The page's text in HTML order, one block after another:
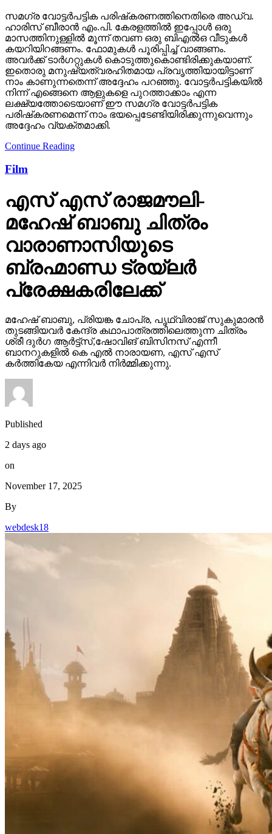
സമഗ്ര വോട്ടര്‍പട്ടിക പരിഷ്‌കരണത്തിനെതിരെ അഡ്വ.
ഹാരിസ് ബീരാന്‍ എം.പി. കേരളത്തില്‍ ഇപ്പോള്‍ ഒരു
മാസത്തിനുള്ളില്‍ മൂന്ന് തവണ ഒരു ബിഎല്‍ഒ വീടുകള്‍
കയറിയിറങ്ങണം. ഫോമുകള്‍ പൂരിപ്പിച്ച് വാങ്ങണം.
അവര്‍ക്ക് ടാര്‍ഗറ്റുകള്‍ കൊടുത്തുകൊണ്ടിരിക്കുകയാണ്.
ഇതൊരു മനുഷ്യത്വരഹിതമായ പ്രവൃത്തിയായിട്ടാണ്
നാം കാണുന്നതെന്ന് അദ്ദേഹം പറഞ്ഞു. വോട്ടര്‍പട്ടികയില്‍
നിന്ന് എങ്ങെനെ ആളുകളെ പുറത്താക്കാം എന്ന
ലക്ഷ്യത്തോടെയാണ് ഈ സമഗ്ര വോട്ടര്‍പട്ടിക
പരിഷ്‌കരണമെന്ന് നാം ഭയപ്പെടേണ്ടിയിരിക്കുന്നുവെന്നും
അദ്ദേഹം വ്യക്തമാക്കി.
Continue Reading
Film
എസ് എസ് രാജമൗലി-
മഹേഷ് ബാബു ചിത്രം
വാരാണാസിയുടെ
ബ്രഹ്മാണ്ഡ ട്രയ്ലർ
പ്രേക്ഷകരിലേക്ക്
മഹേഷ് ബാബു, പ്രിയങ്ക ചോപ്ര, പൃഥ്വിരാജ് സുകുമാരൻ
തുടങ്ങിയവർ കേന്ദ്ര കഥാപാത്രത്തിലെത്തുന്ന ചിത്രം
ശ്രീ ദുർഗ ആർട്ട്സ്,ഷോവിങ് ബിസിനസ് എന്നീ
ബാനറുകളിൽ കെ എൽ നാരായണ, എസ് എസ്
കർത്തികേയ എന്നിവർ നിർമ്മിക്കുന്നു.
Published
2 days ago
on
November 17, 2025
By
webdesk18